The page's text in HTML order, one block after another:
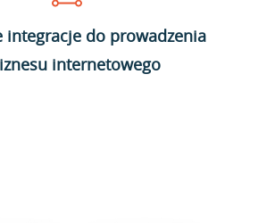
integracje do prowadzenia
internetowego